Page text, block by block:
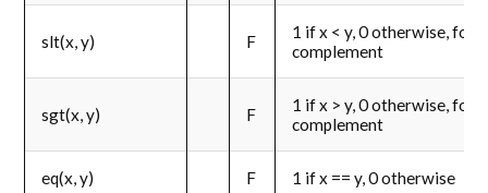
slt(x, y) F
1 if x < y, 0 otherwise, for
complement
sgt(x, y) F
1 if x > y, 0 otherwise, for
complement
eq(x, y) F 1 if x == y, 0 otherwise